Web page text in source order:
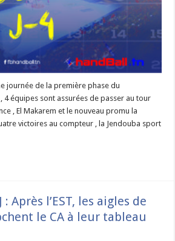
journée de la première phase du
4 équipes sont assurées de passer au tour
, El Makarem et le nouveau promu la
victoires au compteur , la Jendouba sport
Après l’EST, les aigles de
le CA à leur tableau